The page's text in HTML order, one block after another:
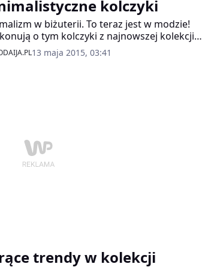
zaskakujące projekty, odkrycia, pomysły. A
stają się niepowtarzalne dzięki ich
energii i radości życia.
kolczyki
w biżuterii. To teraz jest w modzie!
o tym kolczyki z najnowszej kolekcji
Whitaker Strand Stud.
13 maja 2015, 03:41
trendy w kolekcji